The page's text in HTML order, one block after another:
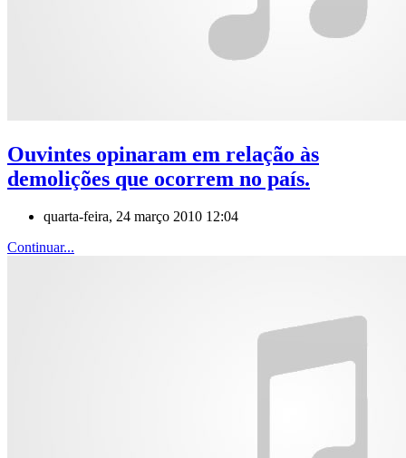
Ouvintes opinaram em relação às
demolições que ocorrem no país.
quarta-feira, 24 março 2010 12:04
Continuar...